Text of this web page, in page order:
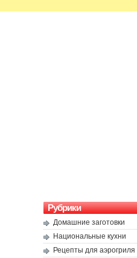
Рубрики
Домашние заготовки
Национальные кухни
Рецепты для аэрогриля